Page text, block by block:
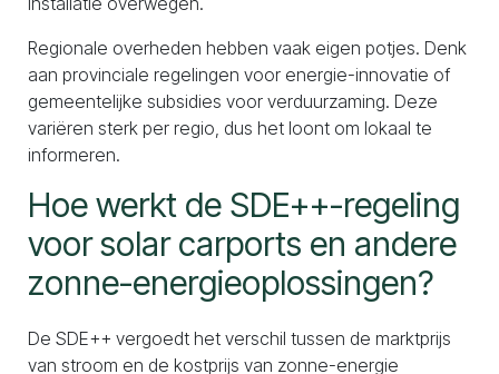
Regionale overheden hebben vaak eigen potjes. Denk
aan provinciale regelingen voor energie-innovatie of
gemeentelijke subsidies voor verduurzaming. Deze
variëren sterk per regio, dus het loont om lokaal te
informeren.
Hoe werkt de SDE++-regeling
voor solar carports en andere
zonne-energieoplossingen?
De SDE++ vergoedt het verschil tussen de marktprijs
van stroom en de kostprijs van zonne-energie